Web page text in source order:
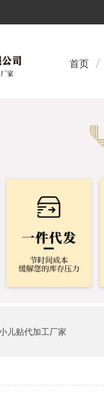
首页
儿贴代加工厂家